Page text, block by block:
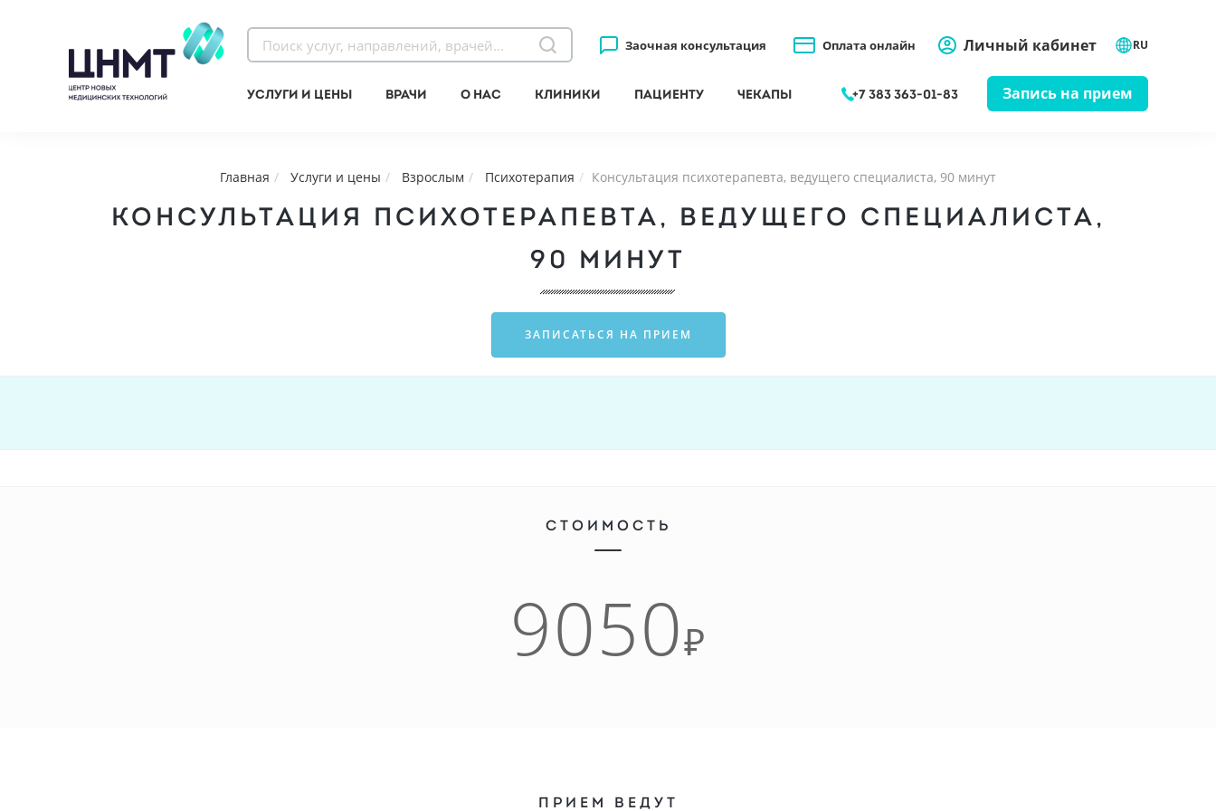
Заочная консультация Оплата онлайн Личный кабинет RU
Услуги и цены Врачи О нас Клиники Пациенту Чекапы +7 383 363-01-83 Запись на прием
Главная Услуги и цены Взрослым Психотерапия Консультация психотерапевта, ведущего специалиста, 90 минут
КОНСУЛЬТАЦИЯ ПСИХОТЕРАПЕВТА, ВЕДУЩЕГО СПЕЦИАЛИСТА,
90 МИНУТ
ЗАПИСАТЬСЯ НА ПРИЕМ
СТОИМОСТЬ
9050₽
ПРИЕМ ВЕДУТ